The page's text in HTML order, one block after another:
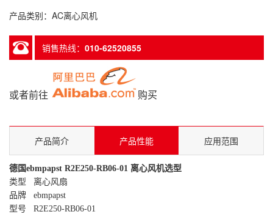
产品类别：AC离心风机
销售热线： 010-62520855
或者前往 购买
产品简介 产品性能 应用范围
德国ebmpapst R2E250-RB06-01 离心风机选型
类型 离心风扇
品牌 ebmpapst
型号 R2E250-RB06-01